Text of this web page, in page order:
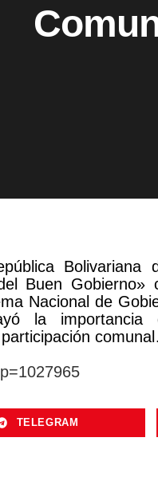
Bolivariana
Buen
Nacional de
la
TELEGRAM